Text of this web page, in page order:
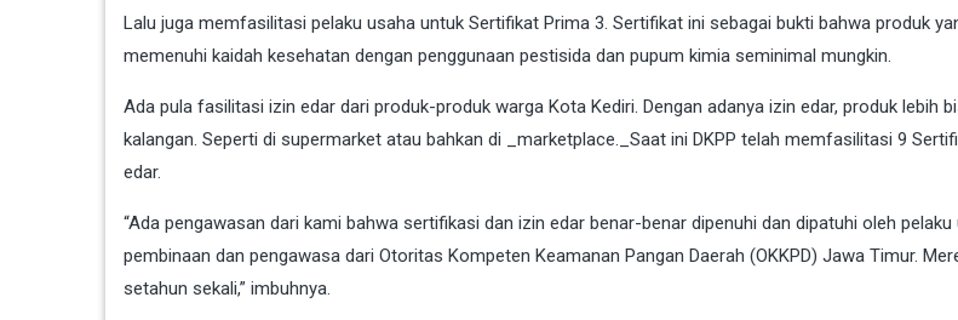
Lalu juga memfasilitasi pelaku usaha untuk Sertifikat Prima 3. Sertifikat ini sebagai bukti bahwa produk
memenuhi kaidah kesehatan dengan penggunaan pestisida dan pupum kimia seminimal mungkin.
Ada pula fasilitasi izin edar dari produk-produk warga Kota Kediri. Dengan adanya izin edar, produk lebih
kalangan. Seperti di supermarket atau bahkan di _marketplace._Saat ini DKPP telah memfasilitasi 9
edar.
“Ada pengawasan dari kami bahwa sertifikasi dan izin edar benar-benar dipenuhi dan dipatuhi oleh
pembinaan dan pengawasa dari Otoritas Kompeten Keamanan Pangan Daerah (OKKPD) Jawa Timur.
setahun sekali,” imbuhnya.